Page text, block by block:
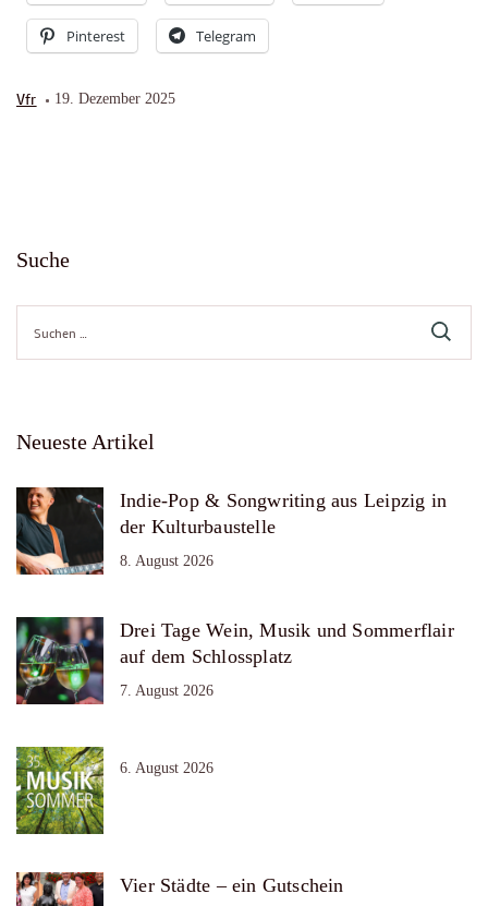
Pinterest Telegram
Vfr 19. Dezember 2025
Suche
nach:
Neueste Artikel
Indie-Pop & Songwriting aus Leipzig in
der Kulturbaustelle
8. August 2026
Drei Tage Wein, Musik und Sommerflair
auf dem Schlossplatz
7. August 2026
6. August 2026
Vier Städte – ein Gutschein